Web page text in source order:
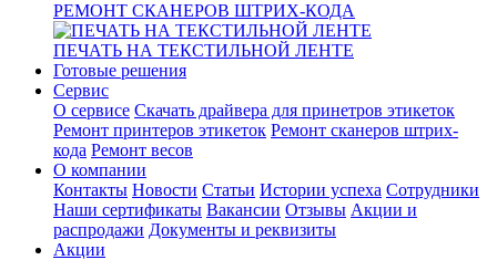
РЕМОНТ СКАНЕРОВ ШТРИХ-КОДА
ПЕЧАТЬ НА ТЕКСТИЛЬНОЙ ЛЕНТЕ
Готовые решения
Сервис
О сервисе Скачать драйвера для принетров этикеток
Ремонт принтеров этикеток Ремонт сканеров штрих-
кода Ремонт весов
О компании
Контакты Новости Статьи Истории успеха Сотрудники
Наши сертификаты Вакансии Отзывы Акции и
распродажи Документы и реквизиты
Акции